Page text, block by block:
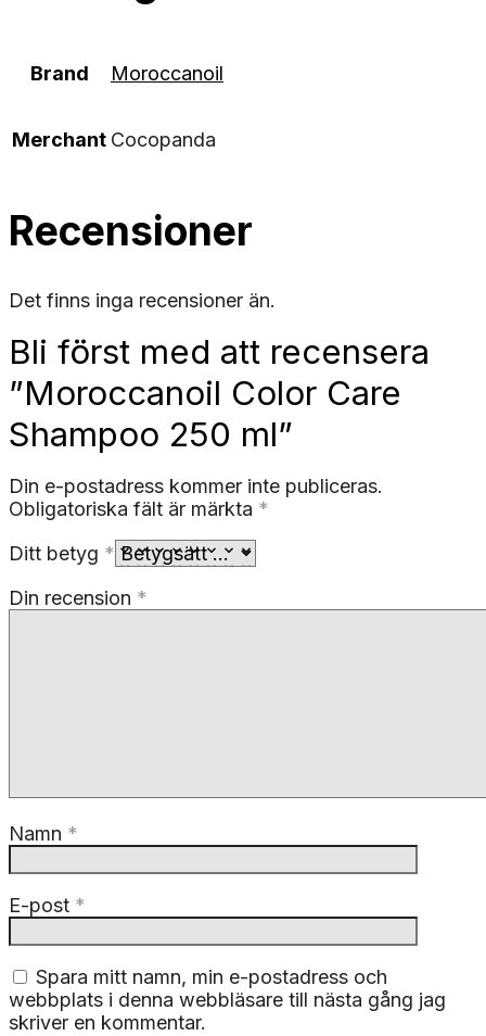
Brand Moroccanoil
Merchant Cocopanda
Recensioner
Det finns inga recensioner än.
Bli först med att recensera
”Moroccanoil Color Care
Shampoo 250 ml”
Din e-postadress kommer inte publiceras.
Obligatoriska fält är märkta *
Ditt betyg *
Din recension *
Namn *
E-post *
Spara mitt namn, min e-postadress och
webbplats i denna webbläsare till nästa gång jag
skriver en kommentar.